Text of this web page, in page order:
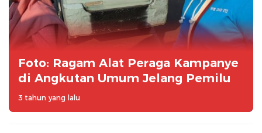
Foto: Ragam Alat Peraga Kampanye
di Angkutan Umum Jelang Pemilu
3 tahun yang lalu